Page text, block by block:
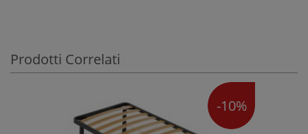
Prodotti Correlati
-10%